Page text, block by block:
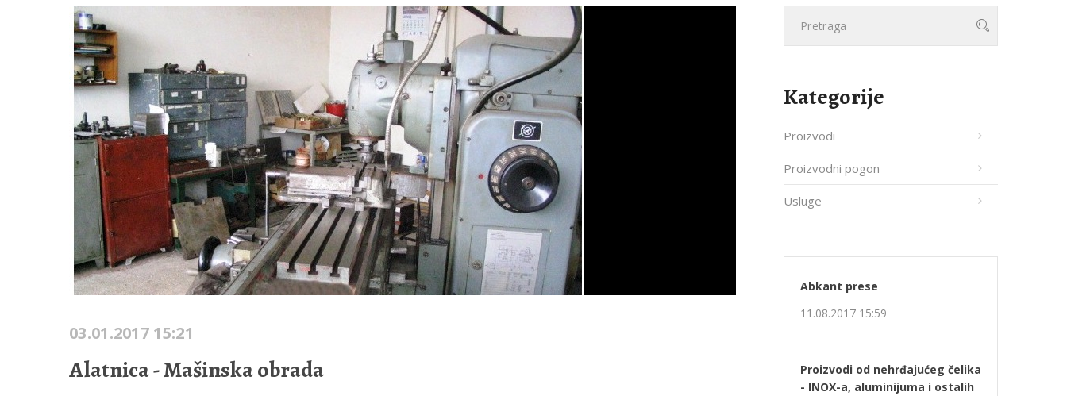
03.01.2017 15:21
Alatnica - Mašinska obrada
Kategorije
Proizvodi
Proizvodni pogon
Usluge
Abkant prese
11.08.2017 15:59
Proizvodi od nehrđajućeg čelika
- INOX-a, aluminijuma i ostalih